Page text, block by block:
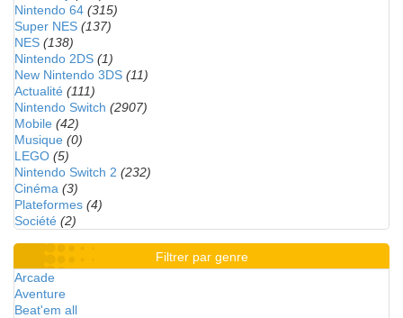
Nintendo 64 (315)
Super NES (137)
NES (138)
Nintendo 2DS (1)
New Nintendo 3DS (11)
Actualité (111)
Nintendo Switch (2907)
Mobile (42)
Musique (0)
LEGO (5)
Nintendo Switch 2 (232)
Cinéma (3)
Plateformes (4)
Société (2)
Filtrer par genre
Arcade
Aventure
Beat'em all